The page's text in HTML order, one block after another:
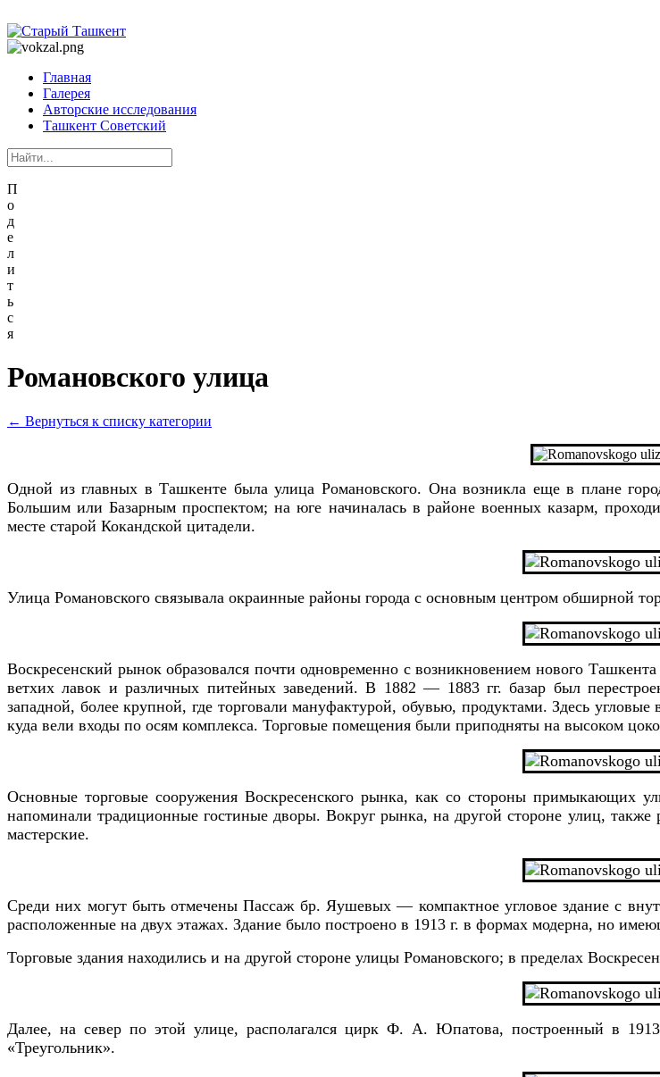
Главная
Галерея
Авторские исследования
Ташкент Советский
П
о
д
е
л
и
т
ь
с
я
Романовского улица
← Вернуться к списку категории
Одной из главных в Ташкенте была улица Романовского. Она возникла еще в плане
Большим или Базарным проспек­том; на юге начиналась в районе военных казарм,
месте старой Кокандской цита­дели.
Улица Романовского связывала окраин­ные районы города с основным центром обширной
Воскресенский рынок образовался поч­ти одновременно с возникновением ново­го
ветхих лавок и различных пи­тейных заведений. В 1882 — 1883 гг. ба­зар был
западной, более крупной, где торговали мануфактурой, обувью, продуктами. Здесь
куда вели входы по осям комплекса. Торговые помещения были приподняты на высоком
Основные торговые сооружения Вос­кресенского рынка, как со стороны примы­кающих
напоминали традиционные гостиные дворы. Вокруг рынка, на другой стороне улиц,
мастерские.
Среди них могут быть отмечены Пассаж бр. Яушевых — компакт­ное угловое здание с
расположенные на двух этажах. Здание было построено в 1913 г. в формах модерна, но
Торговые здания находились и на дру­гой стороне улицы Романовского; в пре­делах
Далее, на север по этой улице, рас­полагался цирк Ф. А. Юпатова, построен­ный в
«Треугольник».